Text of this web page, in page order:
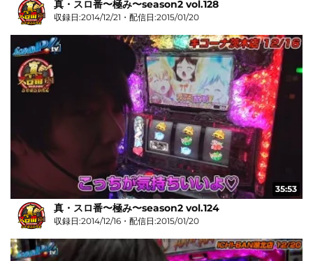
真・スロ番〜極み〜season2 vol.128
収録日:2014/12/21・配信日:2015/01/20
35:53
真・スロ番〜極み〜season2 vol.124
収録日:2014/12/16・配信日:2015/01/20